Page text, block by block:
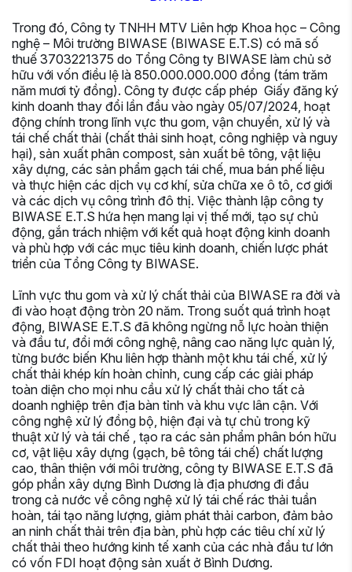
Trong đó, Công ty TNHH MTV Liên hợp Khoa học – Công
nghệ – Môi trường BIWASE (BIWASE E.T.S) có mã số
thuế 3703221375 do Tổng Công ty BIWASE làm chủ sở
hữu với vốn điều lệ là 850.000.000.000 đồng (tám trăm
năm mươi tỷ đồng). Công ty được cấp phép Giấy đăng ký
kinh doanh thay đổi lần đầu vào ngày 05/07/2024, hoạt
động chính trong lĩnh vực thu gom, vận chuyển, xử lý và
tái chế chất thải (chất thải sinh hoạt, công nghiệp và nguy
hại), sản xuất phân compost, sản xuất bê tông, vật liệu
xây dựng, các sản phẩm gạch tái chế, mua bán phế liệu
và thực hiện các dịch vụ cơ khí, sửa chữa xe ô tô, cơ giới
và các dịch vụ công trình đô thị. Việc thành lập công ty
BIWASE E.T.S hứa hẹn mang lại vị thế mới, tạo sự chủ
động, gắn trách nhiệm với kết quả hoạt động kinh doanh
và phù hợp với các mục tiêu kinh doanh, chiến lược phát
triển của Tổng Công ty BIWASE.
Lĩnh vực thu gom và xử lý chất thải của BIWASE ra đời và
đi vào hoạt động tròn 20 năm. Trong suốt quá trình hoạt
động, BIWASE E.T.S đã không ngừng nỗ lực hoàn thiện
và đầu tư, đổi mới công nghệ, nâng cao năng lực quản lý,
từng bước biến Khu liên hợp thành một khu tái chế, xử lý
chất thải khép kín hoàn chỉnh, cung cấp các giải pháp
toàn diện cho mọi nhu cầu xử lý chất thải cho tất cả
doanh nghiệp trên địa bàn tỉnh và khu vực lân cận. Với
công nghệ xử lý đồng bộ, hiện đại và tự chủ trong kỹ
thuật xử lý và tái chế , tạo ra các sản phẩm phân bón hữu
cơ, vật liệu xây dựng (gạch, bê tông tái chế) chất lượng
cao, thân thiện với môi trường, công ty BIWASE E.T.S đã
góp phần xây dựng Bình Dương là địa phương đi đầu
trong cả nước về công nghệ xử lý tái chế rác thải tuần
hoàn, tái tạo năng lượng, giảm phát thải carbon, đảm bảo
an ninh chất thải trên địa bàn, phù hợp các tiêu chí xử lý
chất thải theo hướng kinh tế xanh của các nhà đầu tư lớn
có vốn FDI hoạt động sản xuất ở Bình Dương.